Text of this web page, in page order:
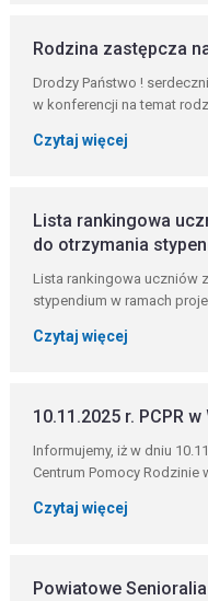
Rodzina zastępcza
Drodzy Państwo !
w konferencji na temat
Czytaj więcej
Lista rankingowa
do otrzymania
Lista rankingowa uczniów
stypendium w ramach
Czytaj więcej
10.11.2025 r. PCPR
Informujemy, iż w dniu
Centrum Pomocy Rodzinie
Czytaj więcej
Powiatowe